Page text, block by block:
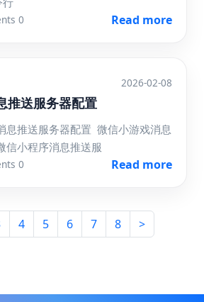
0 Read more
2026-02-08
推送服务器配置
息推送服务器配置 微信小游戏消息
信小程序消息推送服
0 Read more
4 5 6 7 8 >